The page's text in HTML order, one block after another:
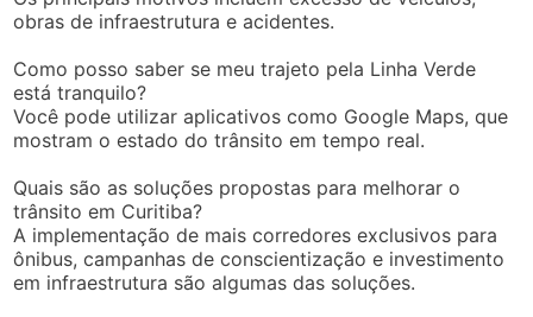
obras de infraestrutura e acidentes.
Como posso saber se meu trajeto pela Linha Verde
está tranquilo?
Você pode utilizar aplicativos como Google Maps, que
mostram o estado do trânsito em tempo real.
Quais são as soluções propostas para melhorar o
trânsito em Curitiba?
A implementação de mais corredores exclusivos para
ônibus, campanhas de conscientização e investimento
em infraestrutura são algumas das soluções.